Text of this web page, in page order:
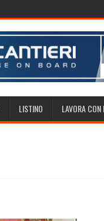
LISTINO LAVORA